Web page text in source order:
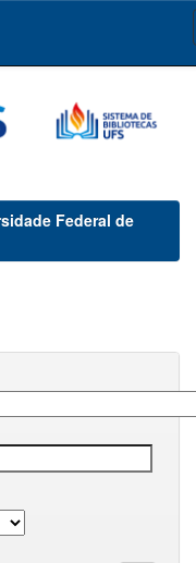
Federal de